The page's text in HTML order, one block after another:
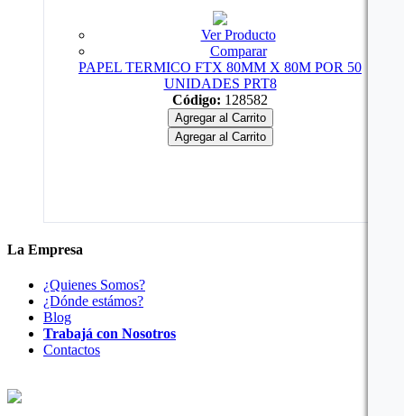
Ver Producto
Comparar
PAPEL TERMICO FTX 80MM X 80M POR 50
UNIDADES PRT8
Código: 128582
Agregar al Carrito
Agregar al Carrito
La Empresa
¿Quienes Somos?
¿Dónde estámos?
Blog
Trabajá con Nosotros
Contactos